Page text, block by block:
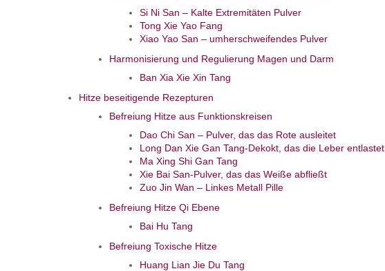
Si Ni San – Kalte Extremitäten Pulver
Tong Xie Yao Fang
Xiao Yao San – umherschweifendes Pulver
Harmonisierung und Regulierung Magen und Darm
Ban Xia Xie Xin Tang
Hitze beseitigende Rezepturen
Befreiung Hitze aus Funktionskreisen
Dao Chi San – Pulver, das das Rote ausleitet
Long Dan Xie Gan Tang-Dekokt, das die Leber entlastet
Ma Xing Shi Gan Tang
Xie Bai San-Pulver, das das Weiße abfließt
Zuo Jin Wan – Linkes Metall Pille
Befreiung Hitze Qi Ebene
Bai Hu Tang
Befreiung Toxische Hitze
Huang Lian Jie Du Tang